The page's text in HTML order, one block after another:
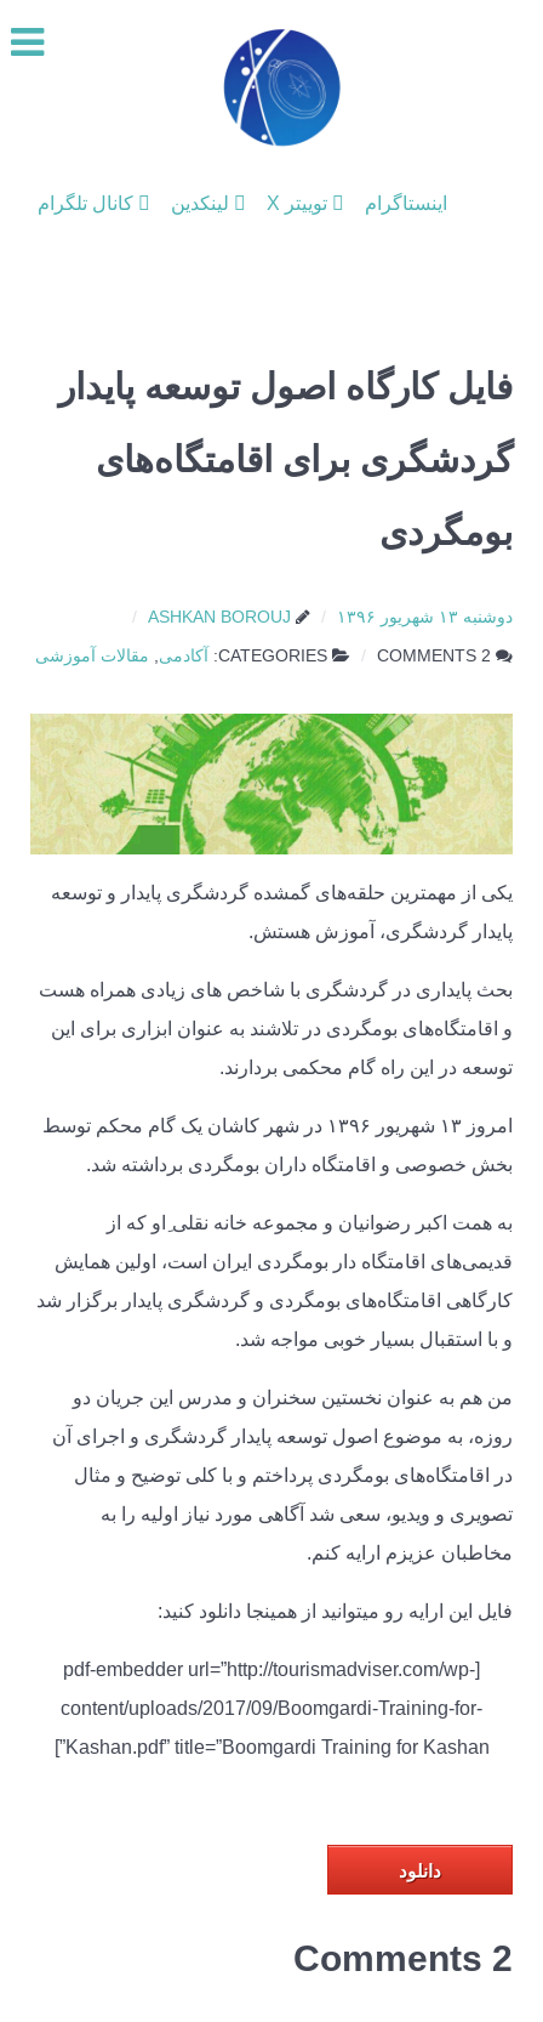
اینستاگرام توییتر X لینکدین کانال تلگرام
فایل کارگاه اصول توسعه پایدار
گردشگری برای اقامتگاه‌های
بومگردی
دوشنبه ۱۳ شهریور ۱۳۹۶ ASHKAN BOROUJ
2 COMMENTS
CATEGORIES: آکادمی مقالات آموزشی
یکی از مهمترین حلقه‌های گمشده گردشگری پایدار و توسعه
پایدار گردشگری، آموزش هستش.
بحث پایداری در گردشگری با شاخص های زیادی همراه هست
و اقامتگاه‌های بومگردی در تلاشند به عنوان ابزاری برای این
توسعه در این راه گام محکمی بردارند.
امروز ۱۳ شهریور ۱۳۹۶ در شهر کاشان یک گام محکم توسط
بخش خصوصی و اقامتگاه داران بومگردی برداشته شد.
به همت اکبر رضوانیان و مجموعه خانه نقلی ِاو که از
قدیمی‌های اقامتگاه دار بومگردی ایران است، اولین همایش
کارگاهی اقامتگاه‌های بومگردی و گردشگری پایدار برگزار شد
و با استقبال بسیار خوبی مواجه شد.
من هم به عنوان نخستین سخنران و مدرس این جریان دو
روزه، به موضوع اصول توسعه پایدار گردشگری و اجرای آن
در اقامتگاه‌های بومگردی پرداختم و با کلی توضیح و مثال
تصویری و ویدیو، سعی شد آگاهی مورد نیاز اولیه را به
مخاطبان عزیزم ارایه کنم.
فایل این ارایه رو میتوانید از همینجا دانلود کنید:
[pdf-embedder url=”http://tourismadviser.com/wp-
content/uploads/2017/09/Boomgardi-Training-for-
Kashan.pdf” title=”Boomgardi Training for Kashan”]
دانلود
2 Comments